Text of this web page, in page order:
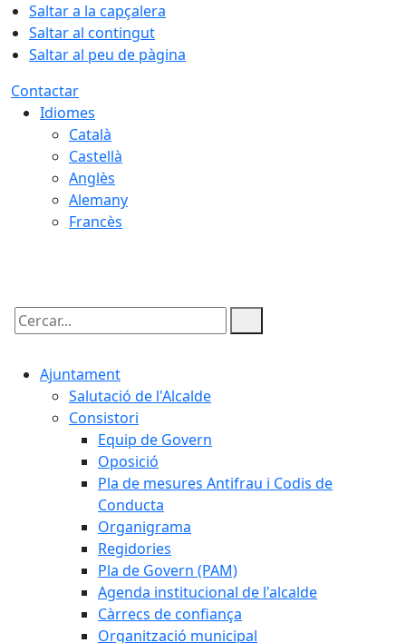
Saltar a la capçalera
Saltar al contingut
Saltar al peu de pàgina
Contactar
Idiomes
Català
Castellà
Anglès
Alemany
Francès
Cercar:
Ajuntament
Salutació de l'Alcalde
Consistori
Equip de Govern
Oposició
Pla de mesures Antifrau i Codis de
Conducta
Organigrama
Regidories
Pla de Govern (PAM)
Agenda institucional de l'alcalde
Càrrecs de confiança
Organització municipal